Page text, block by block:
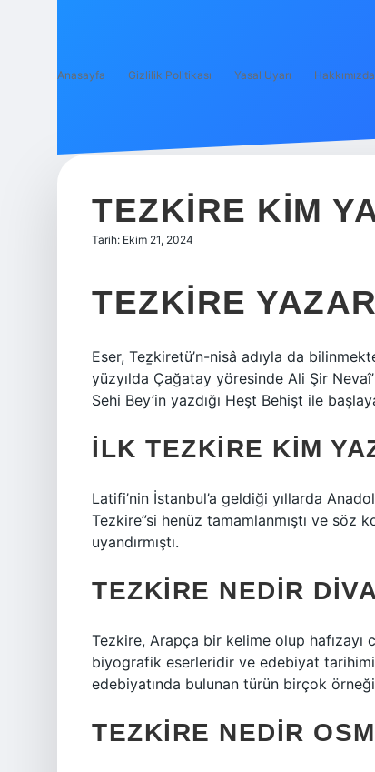
Anasayfa Gizlilik Politikası Yasal Uyarı Hakkımızda
TEZKIRE KIM
Tarih: Ekim 21, 2024
TEZKIRE
Eser, Teẕkiretü’n-nisâ adıyla da
yüzyılda Çağatay yöresinde Ali Şir
Sehi Bey’in yazdığı Heşt Behişt ile
İLK TEZKIRE KIM
Latifi’nin İstanbul’a geldiği yıllarda
Tezkire”si henüz tamamlanmıştı ve
uyandırmıştı.
TEZKIRE NEDIR
Tezkire, Arapça bir kelime olup hafızayı
biyografik eserleridir ve edebiyat
edebiyatında bulunan türün birçok
TEZKIRE NEDIR